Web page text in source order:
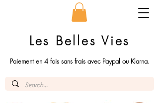
Les Belles Vies
Paiement en 4 fois sans frais avec Paypal ou Klarna.